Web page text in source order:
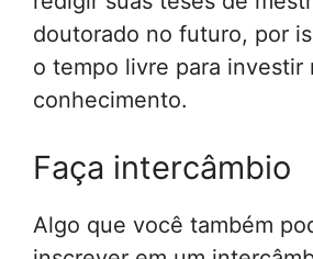
doutorado no futuro, por
o tempo livre para investir
conhecimento.
Faça intercâmbio
Algo que você também